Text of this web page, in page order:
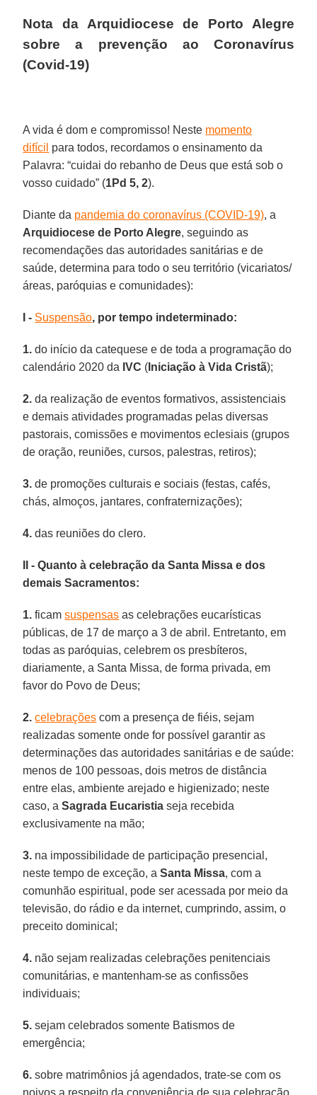
Nota da Arquidiocese de Porto Alegre
sobre a prevenção ao Coronavírus
(Covid-19)
A vida é dom e compromisso! Neste momento
difícil para todos, recordamos o ensinamento da
Palavra: “cuidai do rebanho de Deus que está sob o
vosso cuidado” (1Pd 5, 2).
Diante da pandemia do coronavírus (COVID-19), a
Arquidiocese de Porto Alegre, seguindo as
recomendações das autoridades sanitárias e de
saúde, determina para todo o seu território (vicariatos/
áreas, paróquias e comunidades):
I - Suspensão, por tempo indeterminado:
1. do início da catequese e de toda a programação do
calendário 2020 da IVC ( Iniciação à Vida Cristã);
2. da realização de eventos formativos, assistenciais
e demais atividades programadas pelas diversas
pastorais, comissões e movimentos eclesiais (grupos
de oração, reuniões, cursos, palestras, retiros);
3. de promoções culturais e sociais (festas, cafés,
chás, almoços, jantares, confraternizações);
4. das reuniões do clero.
II - Quanto à celebração da Santa Missa e dos
demais Sacramentos:
1. ficamsuspensas as celebrações eucarísticas
públicas, de 17 de março a 3 de abril. Entretanto, em
todas as paróquias, celebrem os presbíteros,
diariamente, a Santa Missa, de forma privada, em
favor do Povo de Deus;
2. celebrações com a presença de fiéis, sejam
realizadas somente onde for possível garantir as
determinações das autoridades sanitárias e de saúde:
menos de 100 pessoas, dois metros de distância
entre elas, ambiente arejado e higienizado; neste
caso, aSagrada Eucaristia seja recebida
exclusivamente na mão;
3. na impossibilidade de participação presencial,
neste tempo de exceção, aSanta Missa, com a
comunhão espiritual, pode ser acessada por meio da
televisão, do rádio e da internet, cumprindo, assim, o
preceito dominical;
4. não sejam realizadas celebrações penitenciais
comunitárias, e mantenham-se as confissões
individuais;
5. sejam celebrados somente Batismos de
emergência;
6. sobre matrimônios já agendados, trate-se com os
noivos a respeito da conveniência de sua celebração